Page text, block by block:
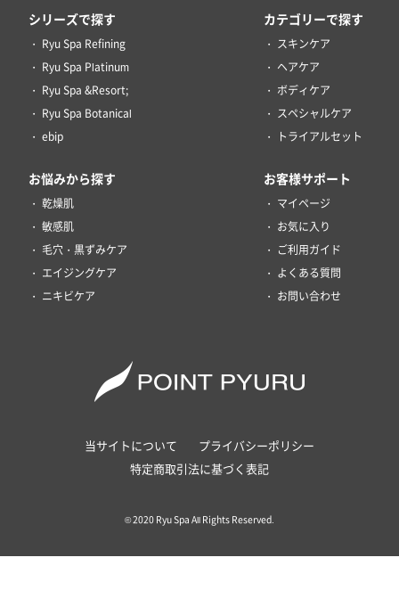
シリーズで探す
Ryu Spa Refining
Ryu Spa Platinum
Ryu Spa &Resort;
Ryu Spa Botanical
ebip
カテゴリーで探す
スキンケア
ヘアケア
ボディケア
スペシャルケア
トライアルセット
お悩みから探す
乾燥肌
敏感肌
毛穴・黒ずみケア
エイジングケア
ニキビケア
お客様サポート
マイページ
お気に入り
ご利用ガイド
よくある質問
お問い合わせ
当サイトについて
プライバシーポリシー
特定商取引法に基づく表記
© 2020 Ryu Spa All Rights Reserved.